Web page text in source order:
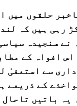
حلقوں میں
رہی ہیں کہ
نے سنجیدہ
افواہ کے
سے استعفیٰ
کے ذریعے
یہ باتیں